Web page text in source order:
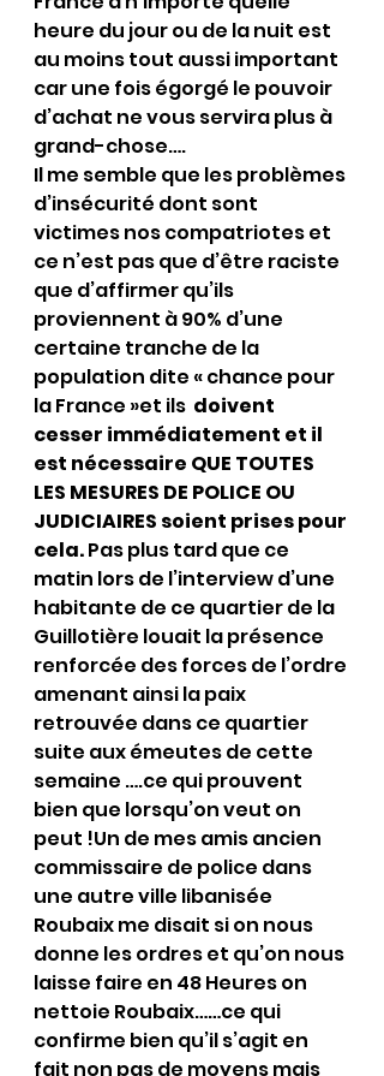
heure du jour ou de la nuit est
au moins tout aussi important
car une fois égorgé le pouvoir
d’achat ne vous servira plus à
grand-chose….
Il me semble que les problèmes
d’insécurité dont sont
victimes nos compatriotes et
ce n’est pas que d’être raciste
que d’affirmer qu’ils
proviennent à 90% d’une
certaine tranche de la
population dite « chance pour
la France »et ils doivent
cesser immédiatement et il
est nécessaire QUE TOUTES
LES MESURES DE POLICE OU
JUDICIAIRES soient prises pour
cela. Pas plus tard que ce
matin lors de l’interview d’une
habitante de ce quartier de la
Guillotière louait la présence
renforcée des forces de l’ordre
amenant ainsi la paix
retrouvée dans ce quartier
suite aux émeutes de cette
semaine ….ce qui prouvent
bien que lorsqu’on veut on
peut !Un de mes amis ancien
commissaire de police dans
une autre ville libanisée
Roubaix me disait si on nous
donne les ordres et qu’on nous
laisse faire en 48 Heures on
nettoie Roubaix……ce qui
confirme bien qu’il s’agit en
fait non pas de moyens mais